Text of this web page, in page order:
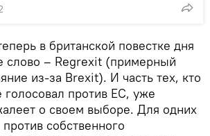
в британской повестке дня
слово – Regrexit (примерный
из-за Brexit). И часть тех, кто
против ЕС, уже
о своем выборе. Для одних
собственного